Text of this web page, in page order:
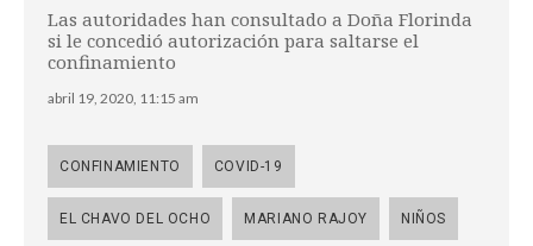
Las autoridades han consultado a Doña Florinda
si le concedió autorización para saltarse el
confinamiento
abril 19, 2020, 11:15 am
CONFINAMIENTO COVID-19
EL CHAVO DEL OCHO MARIANO RAJOY NIÑOS